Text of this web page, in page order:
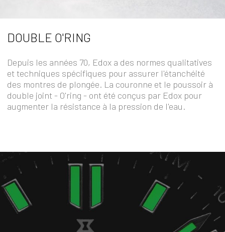
DOUBLE O'RING
Depuis les années 70, Edox a des normes qualitatives
et techniques spécifiques pour assurer l'étanchéité
des montres de plongée. La couronne et le poussoir à
double joint - O'ring - ont été conçus par Edox pour
augmenter la résistance à la pression de l'eau.